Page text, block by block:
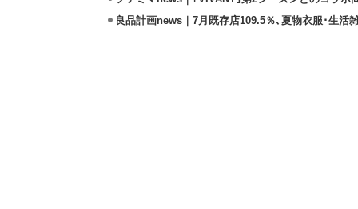
良品計画news｜7月既存店109.5％､夏物衣服･生活